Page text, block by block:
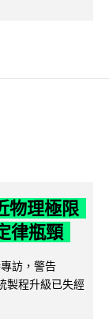
物理極限
律瓶頸
訪，警告
製程升級已失經